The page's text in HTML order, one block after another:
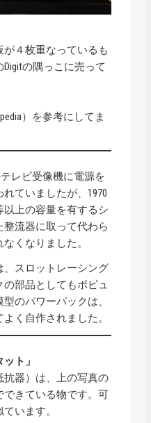
４枚重なっているも
の隅っこに売って
） を参考にしてま
テレビ受像機に電源を
ていましたが、1970
上の容量を有するシ
流器に取って代わら
くなりました。
、スロットレーシング
部品としてもポピュ
のパワーパックは、
く自作されました。
ト」
抗器）は、上の写真の
きている物です。可
います。